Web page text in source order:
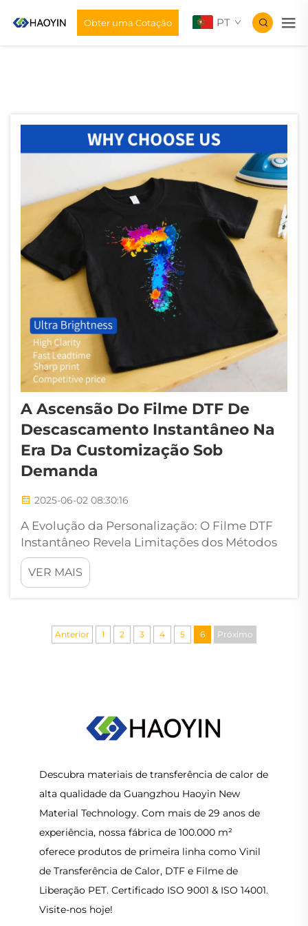
Obter uma Cotação PT
A Ascensão Do Filme DTF De
Descascamento Instantâneo Na
Era Da Customização Sob
Demanda
2025-06-02 08:30:16
A Evolução da Personalização: O Filme DTF
Instantâneo Revela Limitações dos Métodos
Tradicionais de Transferência Térmica Os
métodos antigos de transferência térmica
para impressão têxtil enfrentam problemas
basicamente...
VER MAIS
Anterior 1 2 3 4 5 6 Próximo
Descubra materiais de transferência de calor de
alta qualidade da Guangzhou Haoyin New
Material Technology. Com mais de 29 anos de
experiência, nossa fábrica de 100.000 m²
oferece produtos de primeira linha como Vinil
de Transferência de Calor, DTF e Filme de
Liberação PET. Certificado ISO 9001 & ISO 14001.
Visite-nos hoje!